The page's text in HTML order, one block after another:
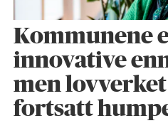
Kommunene
innovative
men
fortsatt